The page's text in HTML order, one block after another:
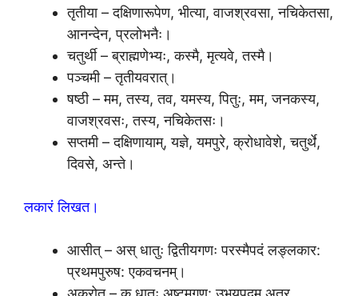
तृतीया – दक्षिणारूपेण, भीत्या, वाजश्रवसा, नचिकेतसा,
आनन्देन, प्रलोभनैः।
चतुर्थी – ब्राह्मणेभ्यः, कस्मै, मृत्यवे, तस्मै।
पञ्चमी – तृतीयवरात्।
षष्ठी – मम, तस्य, तव, यमस्य, पितुः, मम, जनकस्य,
वाजश्रवसः, तस्य, नचिकेतसः।
सप्तमी – दक्षिणायाम्, यज्ञे, यमपुरे, क्रोधावेशे, चतुर्थे,
दिवसे, अन्ते।
लकारं लिखत।
आसीत् – अस् धातुः द्वितीयगणः परस्मैपदं लङ्लकार:
प्रथमपुरुष: एकवचनम्।